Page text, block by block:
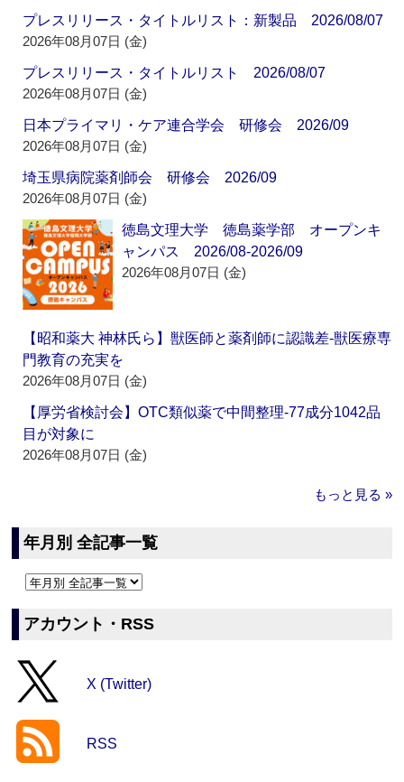
プレスリリース・タイトルリスト：新製品 2026/08/07
2026年08月07日 (金)
プレスリリース・タイトルリスト 2026/08/07
2026年08月07日 (金)
日本プライマリ・ケア連合学会 研修会 2026/09
2026年08月07日 (金)
埼玉県病院薬剤師会 研修会 2026/09
2026年08月07日 (金)
徳島文理大学 徳島薬学部 オープンキ
ャンパス 2026/08-2026/09
2026年08月07日 (金)
【昭和薬大 神林氏ら】獣医師と薬剤師に認識差‐獣医療専
門教育の充実を
2026年08月07日 (金)
【厚労省検討会】OTC類似薬で中間整理‐77成分1042品
目が対象に
2026年08月07日 (金)
もっと見る »
年月別 全記事一覧
アカウント・RSS
X (Twitter)
RSS